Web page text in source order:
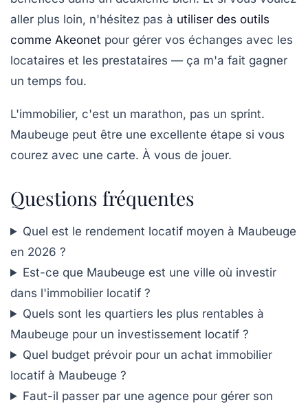
aller plus loin, n'hésitez pas à utiliser des outils
comme Akeonet pour gérer vos échanges avec les
locataires et les prestataires — ça m'a fait gagner
un temps fou.
L'immobilier, c'est un marathon, pas un sprint.
Maubeuge peut être une excellente étape si vous
courez avec une carte. À vous de jouer.
Questions fréquentes
Quel est le rendement locatif moyen à Maubeuge
en 2026 ?
Est-ce que Maubeuge est une ville où investir
dans l'immobilier locatif ?
Quels sont les quartiers les plus rentables à
Maubeuge pour un investissement locatif ?
Quel budget prévoir pour un achat immobilier
locatif à Maubeuge ?
Faut-il passer par une agence pour gérer son